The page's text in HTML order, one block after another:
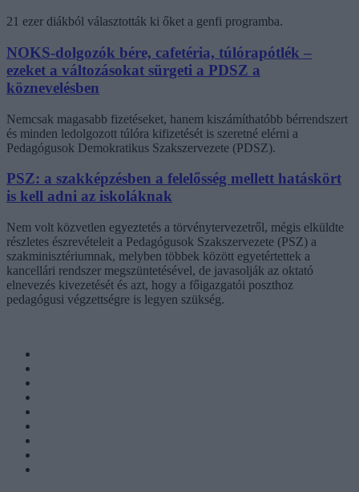
21 ezer diákból választották ki őket a genfi programba.
NOKS-dolgozók bére, cafetéria, túlórapótlék –
ezeket a változásokat sürgeti a PDSZ a
köznevelésben
Nemcsak magasabb fizetéseket, hanem kiszámíthatóbb bérrendszert
és minden ledolgozott túlóra kifizetését is szeretné elérni a
Pedagógusok Demokratikus Szakszervezete (PDSZ).
PSZ: a szakképzésben a felelősség mellett hatáskört
is kell adni az iskoláknak
Nem volt közvetlen egyeztetés a törvénytervezetről, mégis elküldte
részletes észrevételeit a Pedagógusok Szakszervezete (PSZ) a
szakminisztériumnak, melyben többek között egyetértettek a
kancellári rendszer megszüntetésével, de javasolják az oktató
elnevezés kivezetését és azt, hogy a főigazgatói poszthoz
pedagógusi végzettségre is legyen szükség.